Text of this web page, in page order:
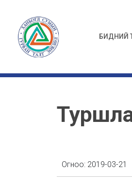
БИДНИЙ
Огноо: 2019-03-21